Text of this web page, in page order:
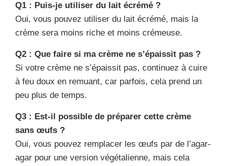
Q1 : Puis-je utiliser du lait écrémé ?
Oui, vous pouvez utiliser du lait écrémé, mais la
crème sera moins riche et moins crémeuse.
Q2 : Que faire si ma crème ne s’épaissit pas ?
Si votre crème ne s’épaissit pas, continuez à cuire
à feu doux en remuant, car parfois, cela prend un
peu plus de temps.
Q3 : Est-il possible de préparer cette crème
sans œufs ?
Oui, vous pouvez remplacer les œufs par de l’agar-
agar pour une version végétalienne, mais cela